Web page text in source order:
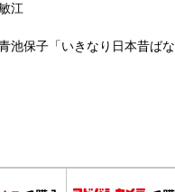
江
保子「いきなり日本昔ばな